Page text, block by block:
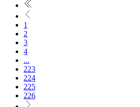
1
2
3
4
...
223
224
225
226